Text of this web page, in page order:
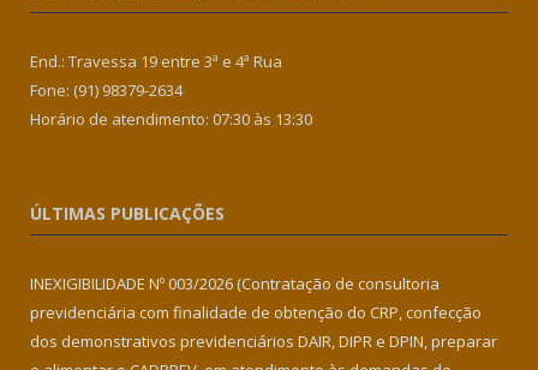
End.: Travessa 19 entre 3ª e 4ª Rua
Fone: (91) 98379-2634
Horário de atendimento: 07:30 às 13:30
ÚLTIMAS PUBLICAÇÕES
INEXIGIBILIDADE Nº 003/2026 (Contratação de consultoria
previdenciária com finalidade de obtenção do CRP, confecção
dos demonstrativos previdenciários DAIR, DIPR e DPIN, preparar